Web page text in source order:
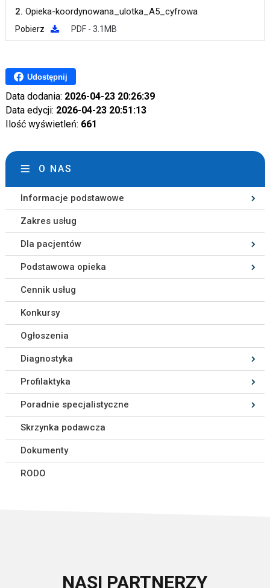
2. Opieka-koordynowana_ulotka_A5_cyfrowa
Pobierz PDF - 3.1MB
Udostępnij
Data dodania: 2026-04-23 20:26:39
Data edycji: 2026-04-23 20:51:13
Ilość wyświetleń: 661
O NAS
Informacje podstawowe
Zakres usług
Dla pacjentów
Podstawowa opieka
Cennik usług
Konkursy
Ogłoszenia
Diagnostyka
Profilaktyka
Poradnie specjalistyczne
Skrzynka podawcza
Dokumenty
RODO
NASI PARTNERZY